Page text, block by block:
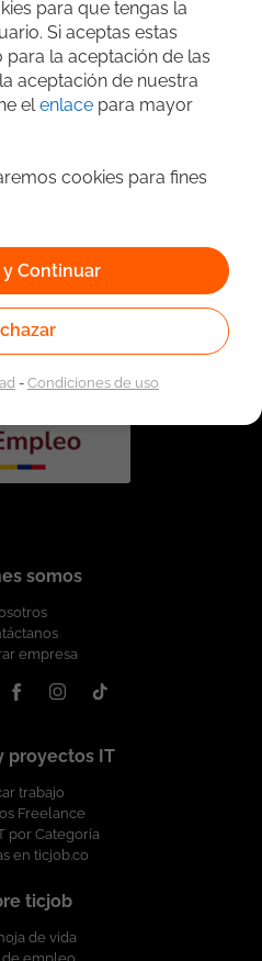
según Resolución No.
somos
empresa
proyectos IT
trabajo
Freelance
por Categoría
en ticjob.co
ticjob
de vida
para que tengas la
Si aceptas estas
la aceptación de las
aceptación de nuestra
elenlace para mayor
cookies para fines
Continuar
-Condiciones de uso